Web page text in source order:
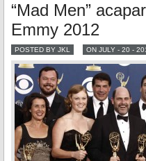
“Mad Men”
Emmy 2012
POSTED BY JKL ON JULY - 20 -